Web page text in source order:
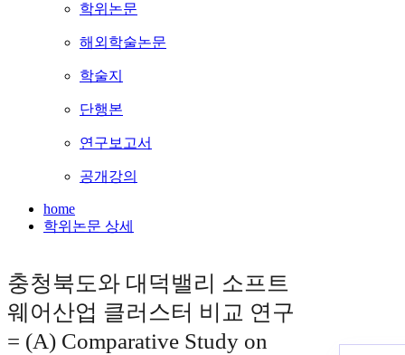
학위논문
해외학술논문
학술지
단행본
연구보고서
공개강의
home
학위논문 상세
충청북도와 대덕밸리 소프트
웨어산업 클러스터 비교 연구
= (A) Comparative Study on